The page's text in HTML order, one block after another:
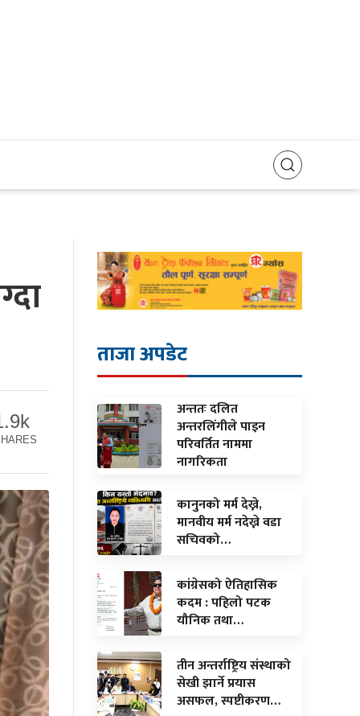
ताजा अपडेट
अन्ततः दलित
अन्तरलिंगीले पाइन
परिवर्तित नाममा
नागरिकता
कानुनको मर्म देख्ने,
मानवीय मर्म नदेख्ने वडा
सचिवको…
कांग्रेसको ऐतिहासिक
कदम : पहिलो पटक
यौनिक तथा…
तीन अन्तर्राष्ट्रिय संस्थाको
सेखी झार्ने प्रयास
असफल, स्पष्टीकरण…